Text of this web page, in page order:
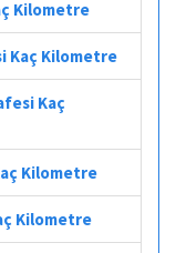
Kilometre
Kaç Kilometre
Kaç
Kilometre
Kilometre